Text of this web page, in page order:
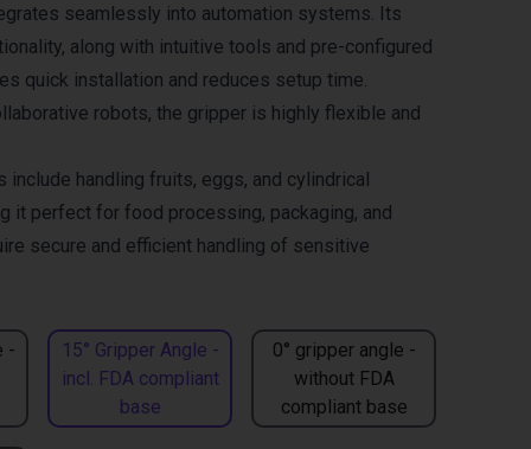
-
15° Gripper Angle -
incl. FDA compliant
base
0° gripper angle -
without FDA
compliant base
seamlessly into automation systems. Its
along with intuitive tools and pre-configured
quick installation and reduces setup time.
robots, the gripper is highly flexible and
include handling fruits, eggs, and cylindrical
it perfect for food processing, packaging, and
secure and efficient handling of sensitive